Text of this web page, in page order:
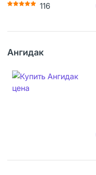
116
Ангидак